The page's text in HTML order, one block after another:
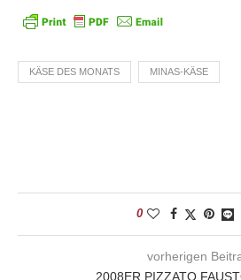
KÄSE DES MONATS MINAS-KÄSE
0
vorherigen
2008ER PIZZATO